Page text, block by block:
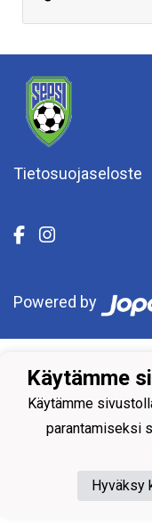
Tietosuojaseloste
Powered by
Käytämme
Käytämme
parantamiseksi
Hyväksy